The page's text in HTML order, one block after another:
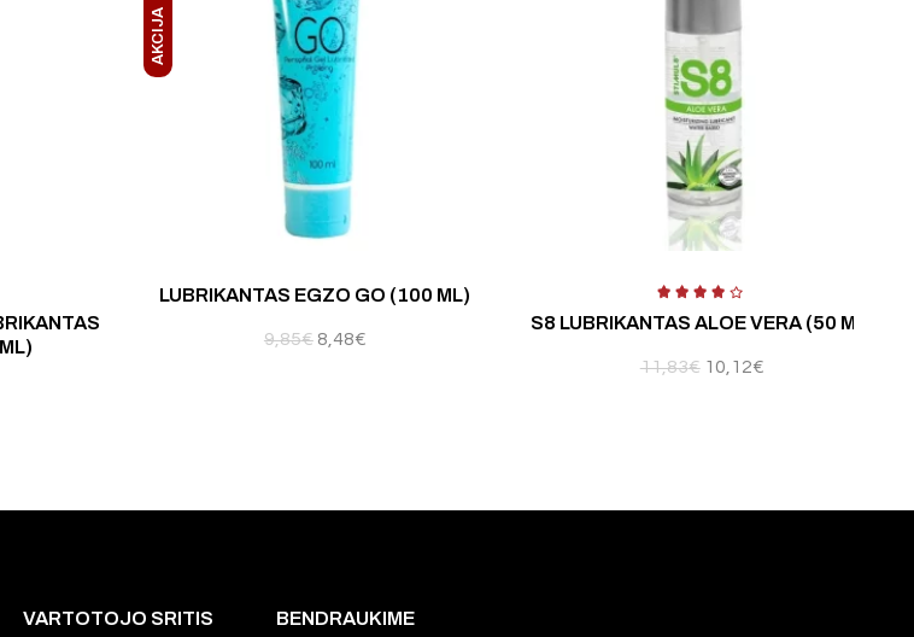
AKCIJA
LUBRIKANTAS EGZO GO (100 ML)
9,85€ 8,48€
S8 LUBRIKANTAS ALOE VERA (50 ML)
11,83€ 10,12€
5.00 iš 5 Įvertinimas:
VARTOTOJO SRITIS BENDRAUKIME